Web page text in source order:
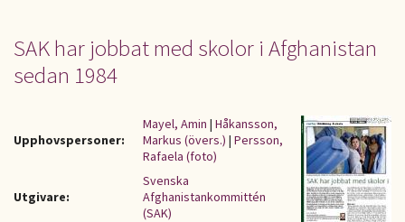
SAK har jobbat med skolor i Afghanistan
sedan 1984
Upphovspersoner:
Mayel, Amin | Håkansson,
Markus (övers.) | Persson,
Rafaela (foto)
Utgivare:
Svenska
Afghanistankommittén
(SAK)